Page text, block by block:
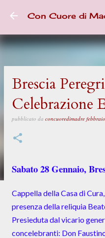
Passa ai
Con Cuore di
Brescia
Celebrazione
pubblicato da concuoredimadre
Sabato 28 Gennaio,
Cappella della Casa di
presenza della reliquia
Presieduta dal vicario
concelebranti: Don